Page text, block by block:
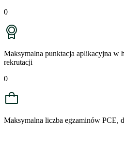
0
Maksymalna punktacja aplikacyjna w
rekrutacji
0
Maksymalna liczba egzaminów PCE,